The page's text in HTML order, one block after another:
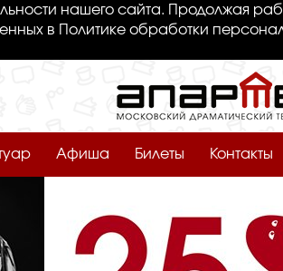
нашего сайта. Продолжая
в Политике обработки
Афиша Билеты Контакты